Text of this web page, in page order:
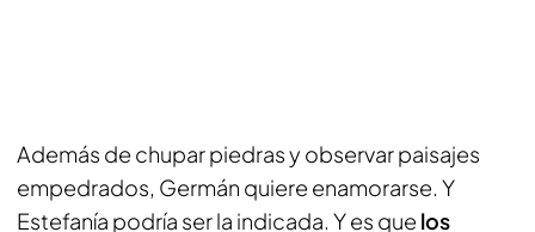
Además de chupar piedras y observar paisajes
empedrados, Germán quiere enamorarse. Y
Estefanía podría ser la indicada. Y es que los